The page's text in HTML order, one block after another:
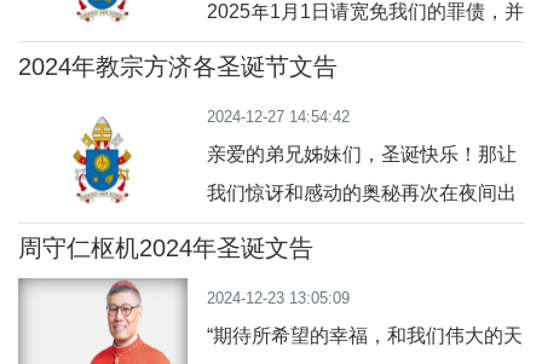
圣者”。天主的圣言陪伴着我们，如同
圣保禄宗徒所说的，也带给我们一个
羞”（
2025年1月1日请宽免我们的罪债，并
赐给我们祢的平安一、聆听备受威胁
——禧年开始之际，我怀着希望，向
每一个人献上衷心的和 平祝愿。此刻
我特别想起那些饱受现实摧残、因犯
错而背负重担、被他人的批判所压
的人。我愿
2024年教宗方济各圣诞节文告
2024-12-27 14:54:42
亲爱的弟兄姊妹们，圣诞快乐！那让
我们惊讶和感动的奥秘再次在夜间出
现了：天主之子耶稣由圣母玛利亚诞
高声赞颂：“天主受光荣，世人享平
安”（参阅：路二 6~14）。发现祂的
周守仁枢机2024年圣诞文告
2024-12-23 13:05:09
“期待所希望的幸福，和我们伟大的天